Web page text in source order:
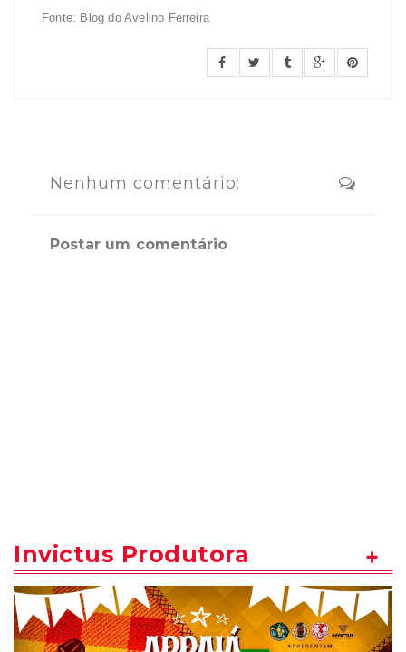
Fonte: Blog do Avelino Ferreira
Nenhum comentário:
Postar um comentário
Invictus Produtora